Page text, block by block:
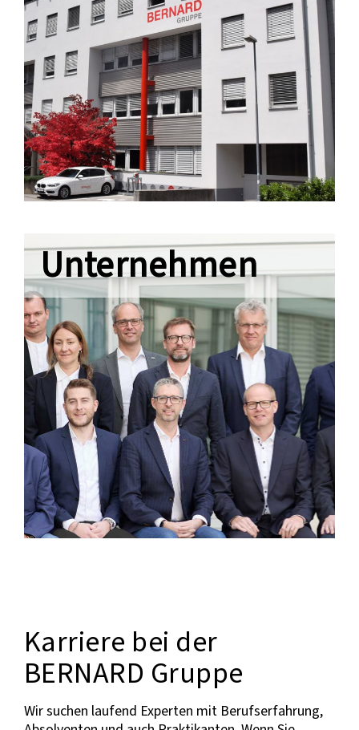
Unternehmen
Karriere bei der
BERNARD Gruppe
Wir suchen laufend Experten mit Berufserfahrung,